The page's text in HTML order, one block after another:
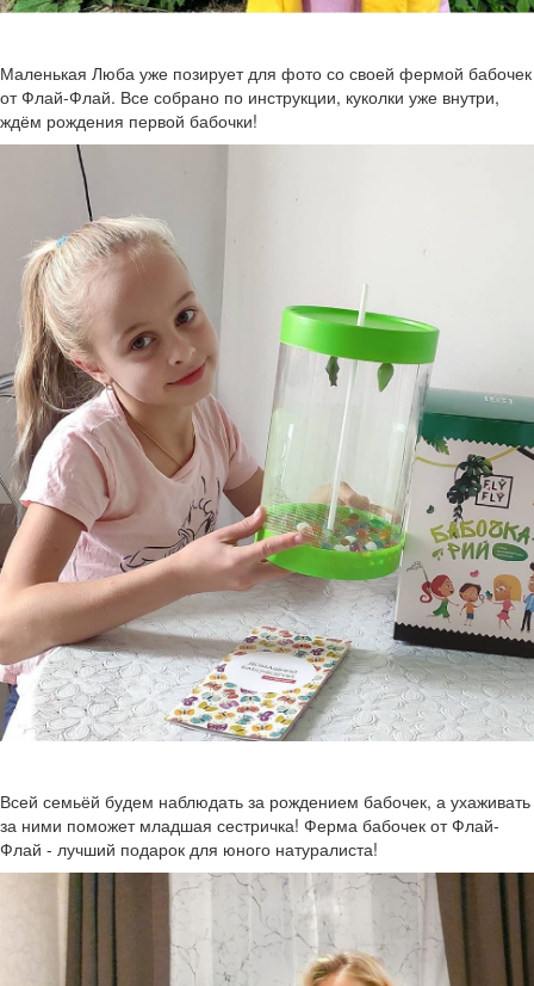
Маленькая Люба уже позирует для фото со своей фермой бабочек
от Флай-Флай. Все собрано по инструкции, куколки уже внутри,
ждём рождения первой бабочки!
Всей семьёй будем наблюдать за рождением бабочек, а ухаживать
за ними поможет младшая сестричка! Ферма бабочек от Флай-
Флай - лучший подарок для юного натуралиста!